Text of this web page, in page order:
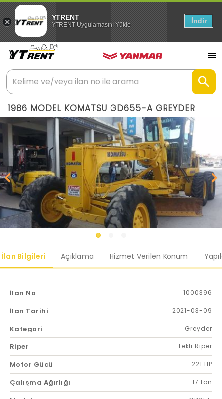
YTRENT
YTRENT Uygulamasını Yükle İndir
1986 MODEL KOMATSU GD655-A GREYDER
İlan Bilgileri Açıklama Hizmet Verilen Konum
İlan No 1000396
İlan Tarihi 2021-03-09
Kategori Greyder
Riper Tekli Riper
Motor Gücü 221 HP
Çalışma Ağırlığı 17 ton